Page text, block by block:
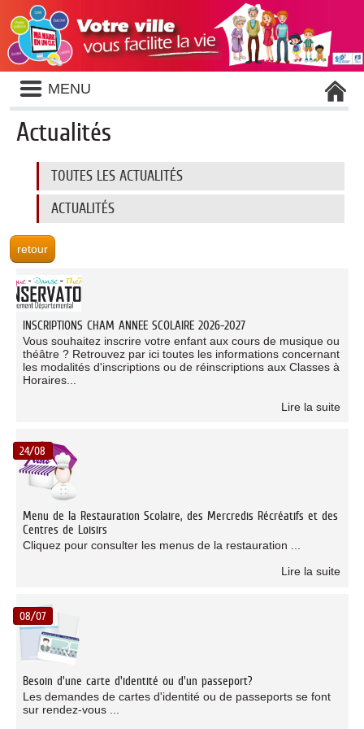
Liste
des
avertissements
MENU
Actualités
catégories
d'actualité
TOUTES LES ACTUALITÉS
ACTUALITÉS
INSCRIPTIONS CHAM ANNEE SCOLAIRE 2026-2027
Vous souhaitez inscrire votre enfant aux cours de musique ou
théâtre ? Retrouvez par ici toutes les informations concernant
les modalités d'inscriptions ou de réinscriptions aux Classes à
Horaires...
Lire la suite
24/08
Menu de la Restauration Scolaire, des Mercredis Récréatifs et des
Centres de Loisirs
Cliquez pour consulter les menus de la restauration ...
Lire la suite
08/07
Besoin d'une carte d'identité ou d'un passeport?
Les demandes de cartes d'identité ou de passeports se font
sur rendez-vous ...